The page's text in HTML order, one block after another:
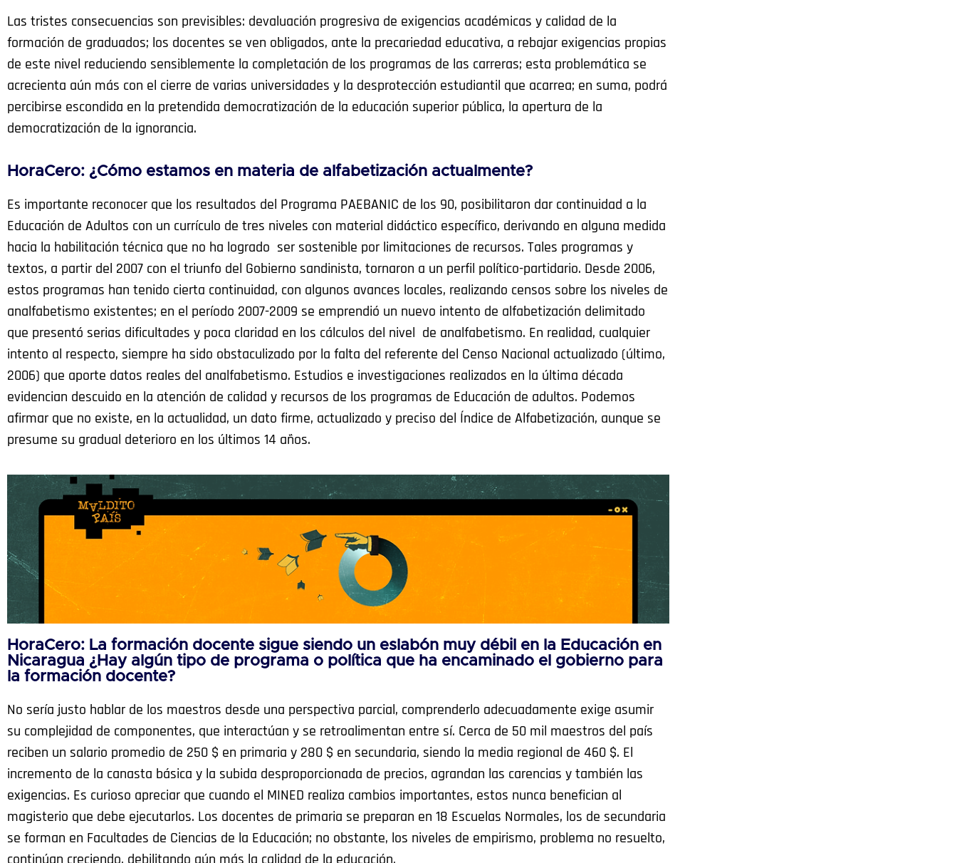
Las tristes consecuencias son previsibles: devaluación progresiva de exigencias académicas y calidad de la
formación de graduados; los docentes se ven obligados, ante la precariedad educativa, a rebajar exigencias propias
de este nivel reduciendo sensiblemente la completación de los programas de las carreras; esta problemática se
acrecienta aún más con el cierre de varias universidades y la desprotección estudiantil que acarrea; en suma, podrá
percibirse escondida en la pretendida democratización de la educación superior pública, la apertura de la
democratización de la ignorancia.
HoraCero: ¿Cómo estamos en materia de alfabetización actualmente?
Es importante reconocer que los resultados del Programa PAEBANIC de los 90, posibilitaron dar continuidad a la
Educación de Adultos con un currículo de tres niveles con material didáctico específico, derivando en alguna medida
hacia la habilitación técnica que no ha logrado ser sostenible por limitaciones de recursos. Tales programas y
textos, a partir del 2007 con el triunfo del Gobierno sandinista, tornaron a un perfil político-partidario. Desde 2006,
estos programas han tenido cierta continuidad, con algunos avances locales, realizando censos sobre los niveles de
analfabetismo existentes; en el período 2007-2009 se emprendió un nuevo intento de alfabetización delimitado
que presentó serias dificultades y poca claridad en los cálculos del nivel de analfabetismo. En realidad, cualquier
intento al respecto, siempre ha sido obstaculizado por la falta del referente del Censo Nacional actualizado (último,
2006) que aporte datos reales del analfabetismo. Estudios e investigaciones realizados en la última década
evidencian descuido en la atención de calidad y recursos de los programas de Educación de adultos. Podemos
afirmar que no existe, en la actualidad, un dato firme, actualizado y preciso del Índice de Alfabetización, aunque se
presume su gradual deterioro en los últimos 14 años.
HoraCero: La formación docente sigue siendo un eslabón muy débil en la Educación en
Nicaragua ¿Hay algún tipo de programa o política que ha encaminado el gobierno para
la formación docente?
No sería justo hablar de los maestros desde una perspectiva parcial, comprenderlo adecuadamente exige asumir
su complejidad de componentes, que interactúan y se retroalimentan entre sí. Cerca de 50 mil maestros del país
reciben un salario promedio de 250 $ en primaria y 280 $ en secundaria, siendo la media regional de 460 $. El
incremento de la canasta básica y la subida desproporcionada de precios, agrandan las carencias y también las
exigencias. Es curioso apreciar que cuando el MINED realiza cambios importantes, estos nunca benefician al
magisterio que debe ejecutarlos. Los docentes de primaria se preparan en 18 Escuelas Normales, los de secundaria
se forman en Facultades de Ciencias de la Educación; no obstante, los niveles de empirismo, problema no resuelto,